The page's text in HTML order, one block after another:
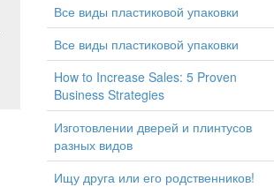
все виды пластиковой упаковки
все виды пластиковой упаковки
How to Increase Sales: 5 Proven
Business Strategies
изготовлении дверей и плинтусов
разных видов
Ищу друга или его родственников!